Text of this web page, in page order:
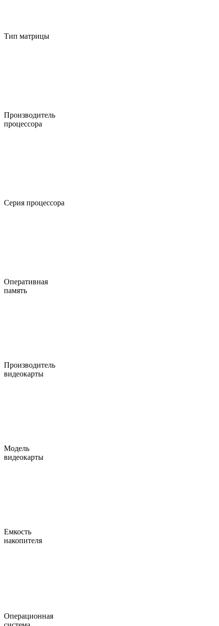
Тип матрицы
Производитель
процессора
Серия процессора
Оперативная
память
Производитель
видеокарты
Модель
видеокарты
Емкость
накопителя
Операционная